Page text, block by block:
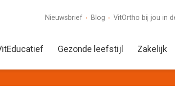
Nieuwsbrief Blog VitOrtho bij jou in
Gezonde leefstijl Zakelijk